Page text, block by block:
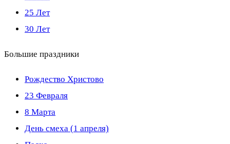
25 Лет
30 Лет
Большие праздники
Рождество Христово
23 Февраля
8 Марта
День смеха (1 апреля)